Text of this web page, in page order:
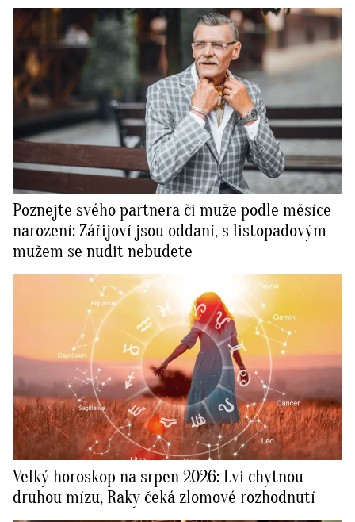
Poznejte svého partnera či muže podle měsíce
narození: Zářijoví jsou oddaní, s listopadovým
mužem se nudit nebudete
Velký horoskop na srpen 2026: Lvi chytnou
druhou mízu, Raky čeká zlomové rozhodnutí